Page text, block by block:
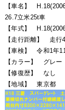
【車名】
26.7立米25t車
【年式】
【走行距離】 走行
【車検】 令和1年
【カラー】 グレー
【修復歴】 なし
【地域】 東京都